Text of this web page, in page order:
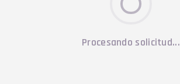
Procesando solicitud...